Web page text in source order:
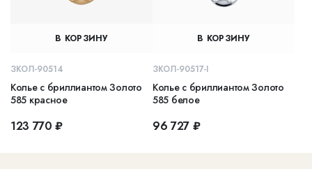
В КОРЗИНУ
ЗКОЛ-90514
Колье с бриллиантом Золото
585 красное
123 770 ₽
В КОРЗИНУ
ЗКОЛ-90517-I
Колье с бриллиантом Золото
585 белое
96 727 ₽